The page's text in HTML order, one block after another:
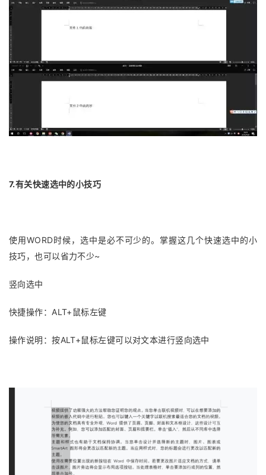
7.有关快速选中的小技巧
使用WORD时候，选中是必不可少的。掌握这几个快速选中的小
技巧，也可以省力不少~
竖向选中
快捷操作：ALT+鼠标左键
操作说明：按ALT+鼠标左键可以对文本进行竖向选中